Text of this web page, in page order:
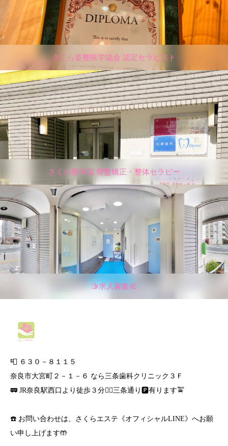
さくら姿整医学協会 認定セラピスト
さくら整体院 骨盤矯正・整体セラピー
🫱求人募集🫲
📮 ６３０－８１１５
奈良市大宮町２－１－６ なら三条歯科クリニック３Ｆ
🚃 JR奈良駅西口より徒歩３分🚶‍♀️三条通り🅿️有ります🚖
☎️ お問い合わせは、さくらエステ《オフィシャルLINE》へお願
い申し上げます🤲